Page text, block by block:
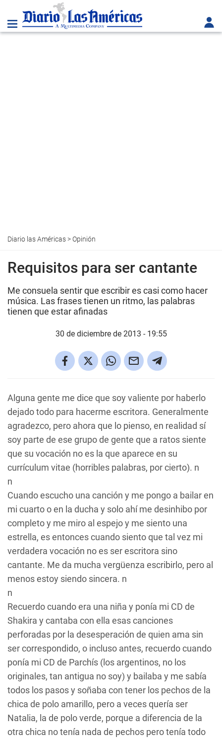
Diario las Américas>Opinión
Requisitos para ser cantante
Me consuela sentir que escribir es casi como hacer
música. Las frases tienen un ritmo, las palabras
tienen que estar afinadas
30 de diciembre de 2013 - 19:55
Alguna gente me dice que soy valiente por haberlo
dejado todo para hacerme escritora. Generalmente
agradezco, pero ahora que lo pienso, en realidad sí
soy parte de ese grupo de gente que a ratos siente
que su vocación no es la que aparece en su
currículum vitae (horribles palabras, por cierto). n
n
Cuando escucho una canción y me pongo a bailar en
mi cuarto o en la ducha y solo ahí me desinhibo por
completo y me miro al espejo y me siento una
estrella, es entonces cuando siento que tal vez mi
verdadera vocación no es ser escritora sino
cantante. Me da mucha vergüenza escribirlo, pero al
menos estoy siendo sincera. n
n
Recuerdo cuando era una niña y ponía mi CD de
Shakira y cantaba con ella esas canciones
perforadas por la desesperación de quien ama sin
ser correspondido, o incluso antes, recuerdo cuando
ponía mi CD de Parchís (los argentinos, no los
originales, tan antigua no soy) y bailaba y me sabía
todos los pasos y soñaba con tener los pechos de la
chica de polo amarillo, pero a veces quería ser
Natalia, la de polo verde, porque a diferencia de la
otra chica no tenía nada de pechos pero tenía todo